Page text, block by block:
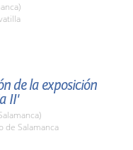
de la exposición
II'
de Salamanca